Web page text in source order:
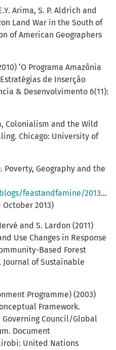
Arima, S. P. Aldrich and
Land War in the South of
of American Geographers
‘O Programa Amazônia
de Inserção
& Desenvolvimento 6(11):
Colonialism and the Wild
Chicago: University of
Poverty, Geography and the
feastandfamine/2013/
October 2013)
and S. Lardon (2011)
Use Changes in Response
Based Forest
Journal of Sustainable
Programme) (2003)
Framework.
Governing Council/Global
Document
United Nations